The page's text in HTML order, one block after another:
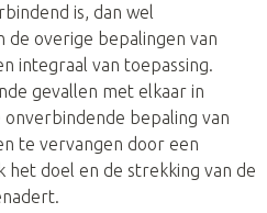
is, dan wel
overige bepalingen van
integraal van toepassing.
gevallen met elkaar in
bepaling van
te vervangen door een
het doel en de strekking van de